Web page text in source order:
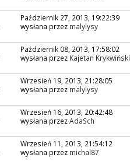
Październik 27, 2013, 19:22:39
wysłana przez malylysy
Październik 08, 2013, 17:58:02
wysłana przez Kajetan Krykwiński
Wrzesień 19, 2013, 21:28:05
wysłana przez malylysy
Wrzesień 16, 2013, 20:42:48
wysłana przezAdaSch
Wrzesień 11, 2013, 21:54:12
wysłana przez michal87